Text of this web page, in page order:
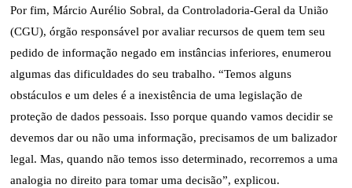
Por fim, Márcio Aurélio Sobral, da Controladoria-Geral da União
(CGU), órgão responsável por avaliar recursos de quem tem seu
pedido de informação negado em instâncias inferiores, enumerou
algumas das dificuldades do seu trabalho. “Temos alguns
obstáculos e um deles é a inexistência de uma legislação de
proteção de dados pessoais. Isso porque quando vamos decidir se
devemos dar ou não uma informação, precisamos de um balizador
legal. Mas, quando não temos isso determinado, recorremos a uma
analogia no direito para tomar uma decisão”, explicou.